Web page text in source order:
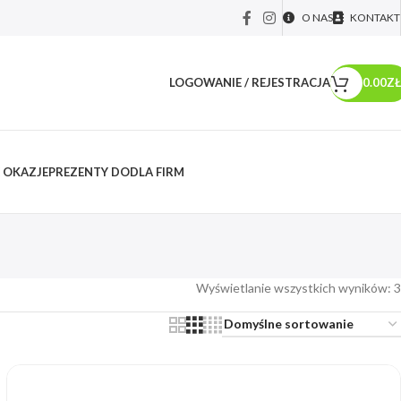
O NAS KONTAKT
LOGOWANIE / REJESTRACJA 0.00ZŁ
OKAZJEPREZENTY DODLA FIRM
Wyświetlanie wszystkich wyników: 3